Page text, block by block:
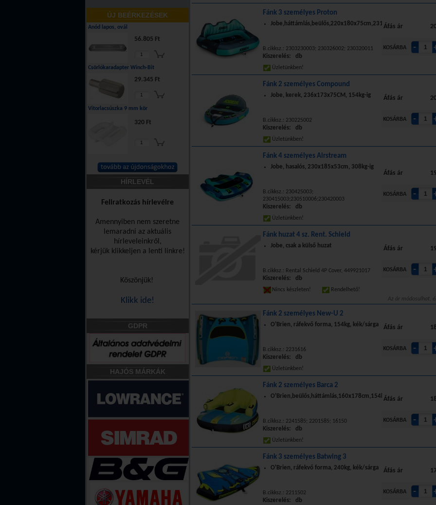
ÚJ BEÉRKEZÉSEK
Anód lapos, ovál
56.805 Ft
Csörlőkaradapter Winch-Bit
29.345 Ft
Vitorlacsúszka 9 mm kör
320 Ft
HÍRLEVÉL
Feliratkozás hírlevélre
Amennyiben nem szeretne
lemaradni az aktuális
hírleveleinkről,
kérjük klikkeljen a lenti linkre!
Köszönjük!
Klikk ide!
GDPR
HAJÓS MÁRKÁK
Fánk 3 személyes Proton
Áfás ár
Jobe,háttámlás,beülős,220x180x75cm,231kg
B.cikksz.: 2303230003; 230326002; 230320011
Kiszerelés: db
Üzletünkben!
Fánk 2 személyes Compound
Áfás ár
Jobe, kerek, 236x173x75CM, 154kg-ig
B.cikksz.: 230225002
Kiszerelés: db
Üzletünkben!
Fánk 4 személyes Airstream
Áfás ár
Jobe, hasalós, 230x185x53cm, 308kg-ig
B.cikksz.: 230425003;
230415003;230510006;230420003
Kiszerelés: db
Üzletünkben!
Fánk huzat 4 sz. Rent. Schield
Áfás ár
Jobe, csak a külső huzat
B.cikksz.: Rental Schield 4P Cover, 449921017
Kiszerelés: db
Nincs készleten!
Rendelhető!
Az ár módosulhat,
Fánk 2 személyes New-U 2
Áfás ár
O'Brien, ráfekvő forma, 154kg, kék/sárga
B.cikksz.: 2231616
Kiszerelés: db
Üzletünkben!
Fánk 2 személyes Barca 2
Áfás ár
O'Brien,beülős,háttámlás,160x178cm,154kg
B.cikksz.: 2241585; 2201585; 16150
Kiszerelés: db
Üzletünkben!
Fánk 3 személyes Batwing 3
Áfás ár
O'Brien, ráfekvő forma, 240kg, kék/sárga
B.cikksz.: 2211502
Kiszerelés: db